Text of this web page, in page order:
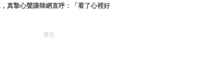
真摯心聲讓韓網直呼：「看了心裡好
廣告